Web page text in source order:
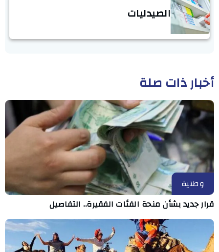
الصيدليات
أخبار ذات صلة
وطنية
قرار جديد بشأن منحة الفئات الفقيرة.. التفاصيل